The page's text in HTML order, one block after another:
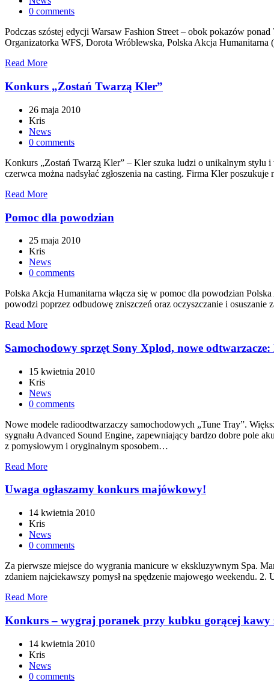
0 comments
Podczas szóstej edycji Warsaw Fashion Street – obok pokazów
Organizatorka WFS, Dorota Wróblewska, Polska Akcja
Read More
Konkurs „Zostań Twarzą Kler”
26 maja 2010
Kris
News
0 comments
Konkurs „Zostań Twarzą Kler” – Kler szuka ludzi o unikalnym stylu
czerwca można nadsyłać zgłoszenia na casting. Firma Kler
Read More
Pomoc dla powodzian
25 maja 2010
Kris
News
0 comments
Polska Akcja Humanitarna włącza się w pomoc dla powodzian
powodzi poprzez odbudowę zniszczeń oraz oczyszczanie i
Read More
Samochodowy sprzęt Sony Xplod, nowe
15 kwietnia 2010
Kris
News
0 comments
Nowe modele radioodtwarzaczy samochodowych „Tune Tray”.
sygnału Advanced Sound Engine, zapewniający bardzo dobre pole
z pomysłowym i oryginalnym sposobem…
Read More
Uwaga ogłaszamy konkurs majówkowy!
14 kwietnia 2010
Kris
News
0 comments
Za pierwsze miejsce do wygrania manicure w ekskluzywnym Spa.
zdaniem najciekawszy pomysł na spędzenie majowego weekendu.
Read More
Konkurs – wygraj poranek przy kubku gorącej kawy
14 kwietnia 2010
Kris
News
0 comments